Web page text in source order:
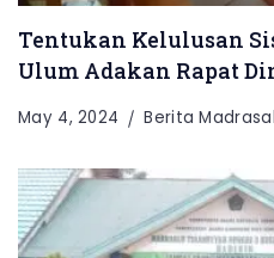
Tentukan Kelulusan
Ulum Adakan Rapat
May 4, 2024 Berita